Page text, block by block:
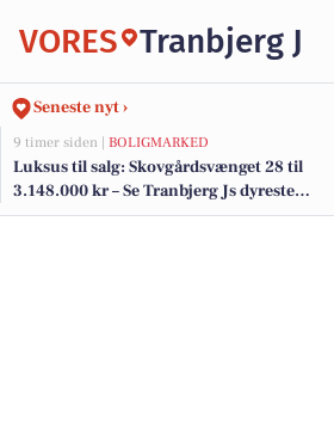
VORES Tranbjerg J
Seneste nyt ›
9 timer siden | BOLIGMARKED
Luksus til salg: Skovgårdsvænget 28 til
3.148.000 kr – Se Tranbjerg Js dyreste
boliger her